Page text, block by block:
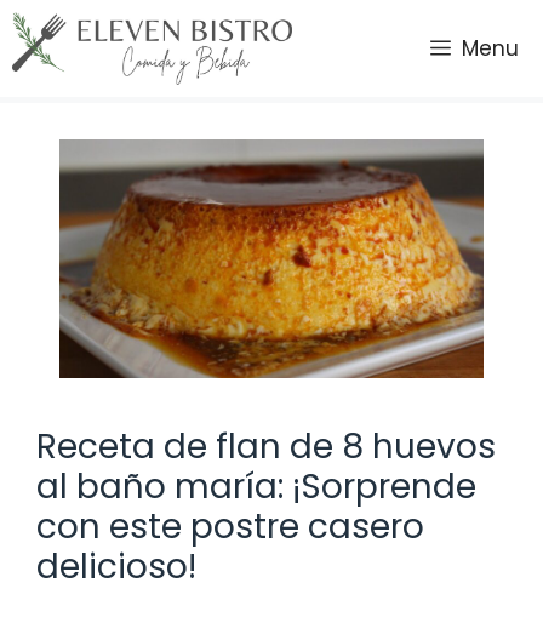
Saltar
al
contenido
Menu
Receta de flan de 8 huevos
al baño maría: ¡Sorprende
con este postre casero
delicioso!